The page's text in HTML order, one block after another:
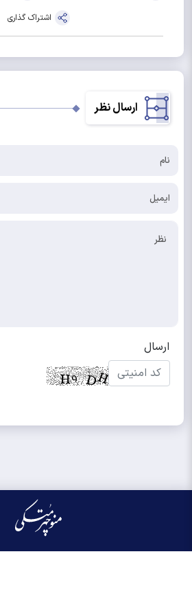
اشتراک گذاری
ارسال نظر